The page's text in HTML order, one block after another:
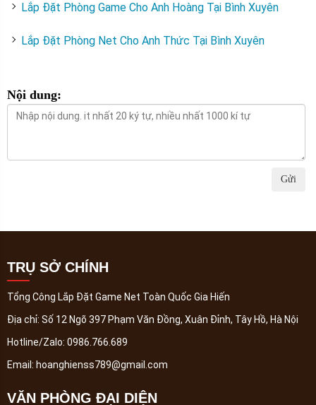
Lắp Đặt Phòng Game Cho Anh Hoàng Tại Bình Xuyên
Lắp Đặt Phòng Net Cho Anh Thức Tại Bình Xuyên
Nội dung:
Gửi
TRỤ SỞ CHÍNH
Tổng Công Lắp Đặt Game Net Toàn Quốc Gia Hiến
Địa chỉ: Số 12 Ngõ 397 Phạm Văn Đồng, Xuân Đỉnh, Tây Hồ, Hà Nội
Hotline/Zalo: 0986.766.689
Email: hoanghienss789@gmail.com
VĂN PHÒNG ĐẠI DIỆN